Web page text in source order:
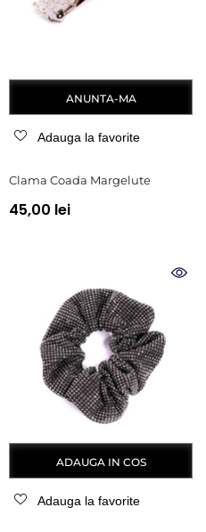
ANUNTA-MA
Adauga la favorite
Clama Coada Margelute
45,00 lei
ADAUGA IN COS
Adauga la favorite